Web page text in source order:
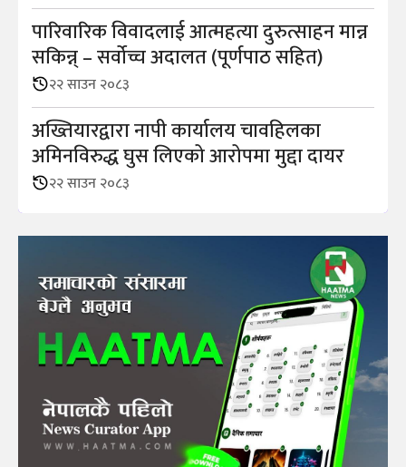
पारिवारिक विवादलाई आत्महत्या दुरुत्साहन मान्न
सकिन्न् – सर्वोच्च अदालत (पूर्णपाठ सहित)
२२ साउन २०८३
अख्तियारद्वारा नापी कार्यालय चावहिलका
अमिनविरुद्ध घुस लिएको आरोपमा मुद्दा दायर
२२ साउन २०८३